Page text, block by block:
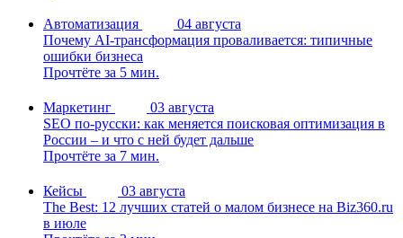
Автоматизация
04 августа
Почему AI-трансформация проваливается: типичные
ошибки бизнеса
Прочтёте за 5 мин.
Маркетинг
03 августа
SEO по-русски: как меняется поисковая оптимизация в
России – и что с ней будет дальше
Прочтёте за 7 мин.
Кейсы
03 августа
The Best: 12 лучших статей о малом бизнесе на Biz360.ru
в июле